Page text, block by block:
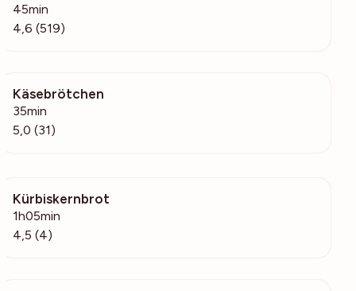
45min
4,6 (519)
Käsebrötchen
35min
5,0 (31)
Kürbiskernbrot
1h05min
4,5 (4)